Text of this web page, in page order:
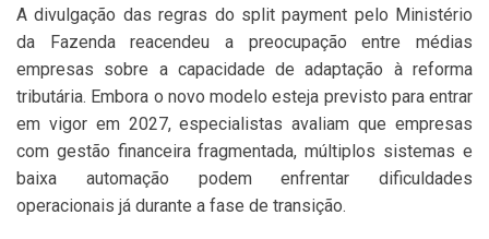
A divulgação das regras do split payment pelo Ministério
da Fazenda reacendeu a preocupação entre médias
empresas sobre a capacidade de adaptação à reforma
tributária. Embora o novo modelo esteja previsto para entrar
em vigor em 2027, especialistas avaliam que empresas
com gestão financeira fragmentada, múltiplos sistemas e
baixa automação podem enfrentar dificuldades
operacionais já durante a fase de transição.